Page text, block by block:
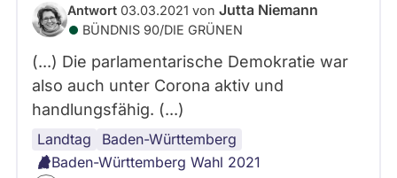
Antwort 03.03.2021 von Jutta Niemann
BÜNDNIS 90/­DIE GRÜNEN
(...) Die parlamentarische Demokratie war
also auch unter Corona aktiv und
handlungsfähig. (...)
Landtag Baden-Württemberg
Corona-
Virus
Baden-Württemberg Wahl 2021